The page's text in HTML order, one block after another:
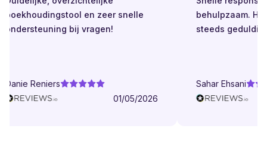
en zeer snelle
bij vragen!
Reniers
01/05/2026
behulpzaam.
steeds geduldig.
Sahar Ehsani